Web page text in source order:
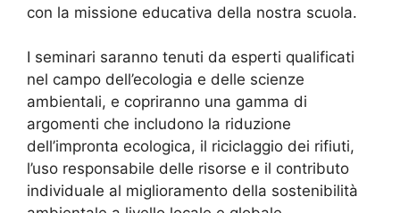
con la missione educativa della nostra scuola.
I seminari saranno tenuti da esperti qualificati
nel campo dell’ecologia e delle scienze
ambientali, e copriranno una gamma di
argomenti che includono la riduzione
dell’impronta ecologica, il riciclaggio dei rifiuti,
l’uso responsabile delle risorse e il contributo
individuale al miglioramento della sostenibilità